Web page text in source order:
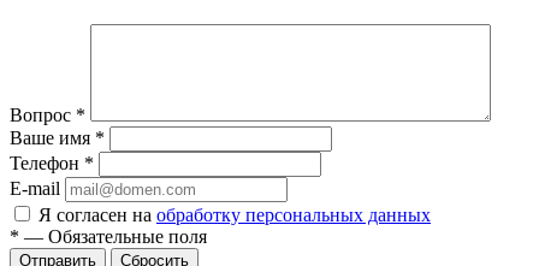
Вопрос *
Ваше имя *
Телефон *
E-mail
Я согласен на обработку персональных данных
* — Обязательные поля
Сбросить